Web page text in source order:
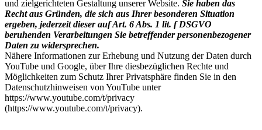
und zielgerichteten Gestaltung unserer Website. Sie haben das
Recht aus Gründen, die sich aus Ihrer besonderen Situation
ergeben, jederzeit dieser auf Art. 6 Abs. 1 lit. f DSGVO
beruhenden Verarbeitungen Sie betreffender personenbezogener
Daten zu widersprechen.
Nähere Informationen zur Erhebung und Nutzung der Daten durch
YouTube und Google, über Ihre diesbezüglichen Rechte und
Möglichkeiten zum Schutz Ihrer Privatsphäre finden Sie in den
Datenschutzhinweisen von YouTube unter
https://www.youtube.com/t/privacy
(https://www.youtube.com/t/privacy).